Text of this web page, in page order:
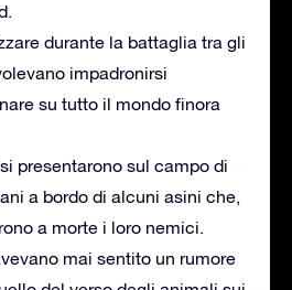
durante la battaglia tra gli
impadronirsi
su tutto il mondo finora
presentarono sul campo di
a bordo di alcuni asini che,
a morte i loro nemici.
mai sentito un rumore